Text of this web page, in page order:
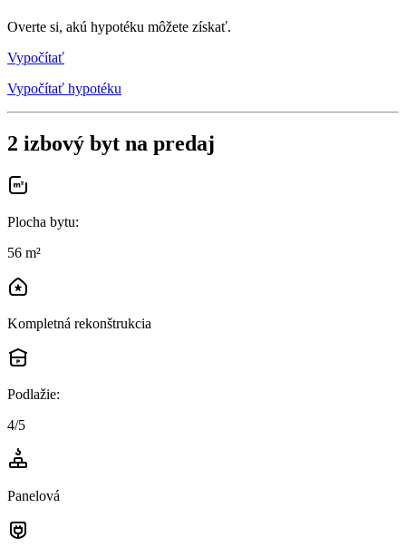
Overte si, akú hypotéku môžete získať.
Vypočítať
Vypočítať hypotéku
2 izbový byt na predaj
Plocha bytu:
56 m²
Kompletná rekonštrukcia
Podlažie:
4/5
Panelová